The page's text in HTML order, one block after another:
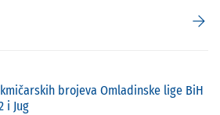
arrow_forward
brojeva Omladinske lige BiH
i Jug